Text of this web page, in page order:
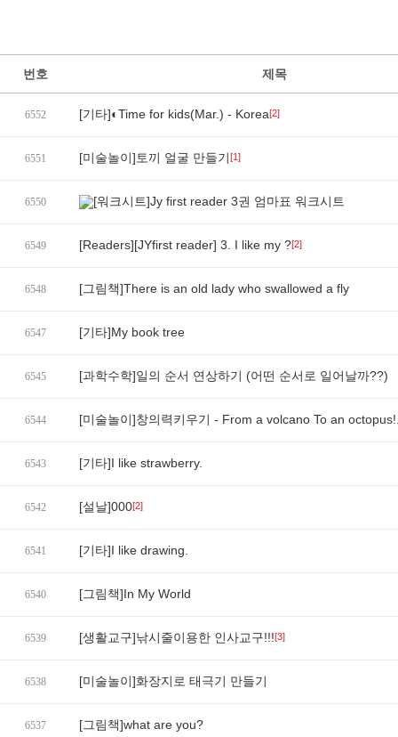
번호 제목
6552 [기타]◐Time for kids(Mar.) - Korea[2]
6551 [미술놀이]토끼 얼굴 만들기[1]
6550 [워크시트]Jy first reader 3권 엄마표 워크시트
6549 [Readers][JYfirst reader] 3. I like my ?[2]
6548 [그림책]There is an old lady who swallowed a fly
6547 [기타]My book tree
6545 [과학수학]일의 순서 연상하기 (어떤 순서로 일어날까??)
6544 [미술놀이]창의력키우기 - From a volcano To an
6543 [기타]I like strawberry.
6542 [설날]000[2]
6541 [기타]I like drawing.
6540 [그림책]In My World
6539 [생활교구]낚시줄이용한 인사교구!!![3]
6538 [미술놀이]화장지로 태극기 만들기
6537 [그림책]what are you?